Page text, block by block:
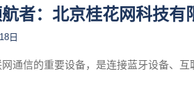
者：北京桂花网科技有
日
通信的重要设备，是连接蓝牙设备、